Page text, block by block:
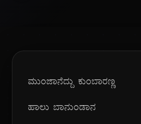
ಮುಂಜಾನೆದ್ದು ಕುಂಬಾರಣ್ಣ
ಹಾಲು ಬಾನುಂಡಾನ